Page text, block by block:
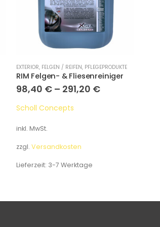
EXTERIOR, FELGEN / REIFEN, PFLEGEPRODUKTE
RIM Felgen- & Fliesenreiniger
98,40 € – 291,20 €
Scholl Concepts
inkl. MwSt.
zzgl. Versandkosten
Lieferzeit: 3-7 Werktage